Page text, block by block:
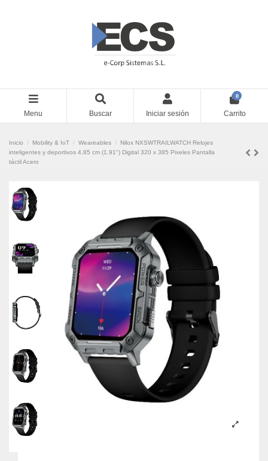
Menu Buscar Iniciar sesión
0
Carrito
Inicio Mobility & IoT Weareables
Nilox NXSWTRAILWATCH Relojes
inteligentes y deportivos 4,85 cm (1.91") Digital 320 x 385 Pixeles Pantalla
táctil Acero